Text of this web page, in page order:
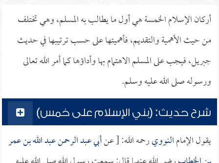
أركان الإسلام الخمسة هي أول ما يطالب به المسلم، وهي تختلف
من حيث الأهمية والتقديم، فأهميتها على حسب ترتيبها في حديث
جبريل، فيجب على المسلم الاهتمام بها وأداؤها كما أمر الله تعالى
ورسوله صلى الله عليه وسلم.
شرح حديث: (بني الإسلام على خمس)
يقول الإمامالنوويرحمه الله: [ عنأبي عبد الرحمن عبد الله بن عمر